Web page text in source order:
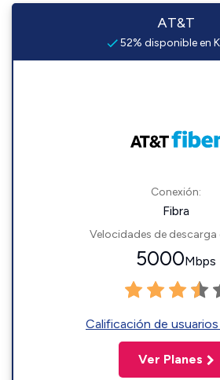
AT&T
52% disponible en
Conexión:
Fibra
Velocidades de descarga
5000Mbps
Calificación de
Ver Planes